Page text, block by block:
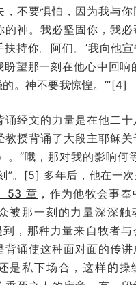
，不要惧怕，因为我与
的神。我必坚固你，我
持你。阿们。’我向他
望那一刻在他心中回响
。神不要我惊惶。’”[4]
诵经文的力量是在他二十
教授背诵了大段主耶稣关
。“哦，那对我的影响何
”。[5] 多年后，他在一
53 章 ，作为他牧会事
被那一刻的力量深深触
，那种力量来自牧者与
诵使这种面对面的传讲
是私下场合，这样的操